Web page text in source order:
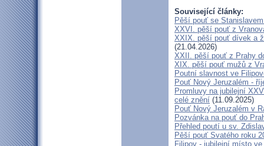
Související články:
Pěší pouť se
XXVI. pěší pouť z
XXIX. pěší pouť dívek a
(21.04.2026)
XXII. pěší pouť z Prahy
XIX. pěší pouť mužů z
Poutní slavnost ve
Pouť Nový Jeruzalém -
Promluvy na jubilejní
celé znění (11.09.2025)
Pouť Nový Jeruzalém v
Pozvánka na pouť do
Přehled poutí u sv.
Pěší pouť Svatého roku
Filipov - jubilejní místo